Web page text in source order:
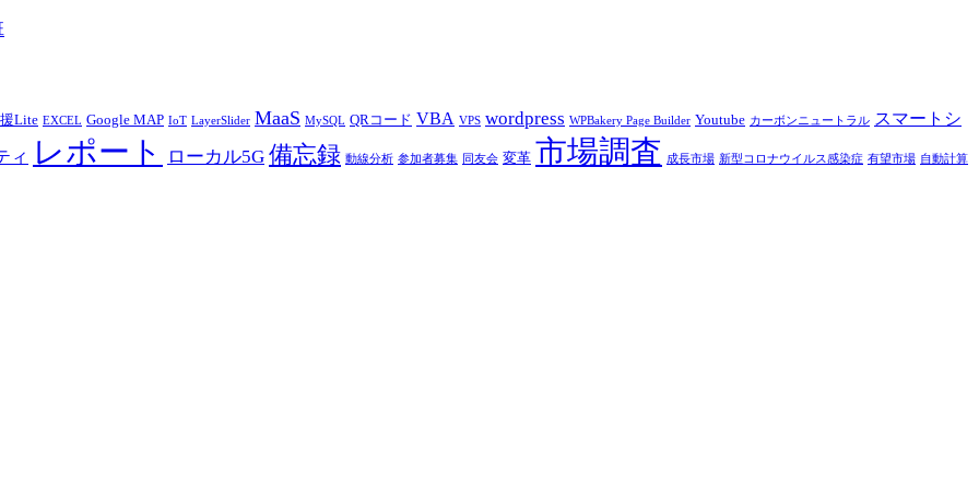
Lite EXCEL Google MAP IoT LayerSlider MaaS MySQL QRコード VBA VPS wordpress WPBakery Page Builder Youtube カーボンニュートラル スマートシ
ィ レポート ローカル5G 備忘録 動線分析 参加者募集 同友会 変革 市場調査 成長市場 新型コロナウイルス感染症 有望市場 自動計算